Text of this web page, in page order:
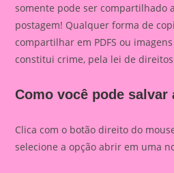
somente pode ser compartilhado
postagem! Qualquer forma de
compartilhar em PDFS ou
constitui crime, pela lei de
Como você pode salvar
Clica com o botão direito do
selecione a opção abrir em uma